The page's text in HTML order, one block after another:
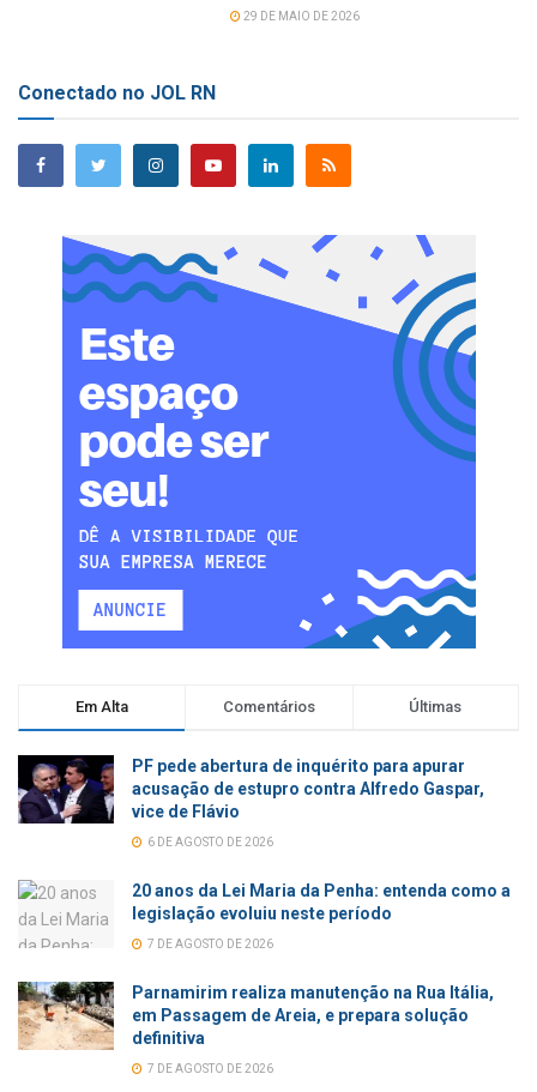
29 DE MAIO DE 2026
Conectado no JOL RN
Em Alta Comentários Últimas
PF pede abertura de inquérito para apurar
acusação de estupro contra Alfredo Gaspar,
vice de Flávio
6 DE AGOSTO DE 2026
20 anos da Lei Maria da Penha: entenda como a
legislação evoluiu neste período
7 DE AGOSTO DE 2026
Parnamirim realiza manutenção na Rua Itália,
em Passagem de Areia, e prepara solução
definitiva
7 DE AGOSTO DE 2026